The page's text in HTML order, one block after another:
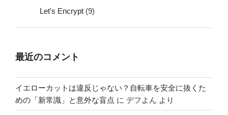
Let's Encrypt (9)
最近のコメント
イエローカットは違反じゃない？自転車を安全に抜くた
めの「新常識」と意外な盲点 に デフよん より